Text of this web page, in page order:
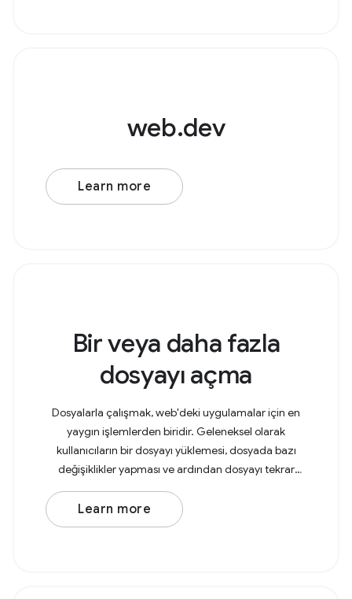
web.dev
Learn more
Bir veya daha fazla
dosyayı açma
Dosyalarla çalışmak, web'deki uygulamalar için en
yaygın işlemlerden biridir. Geleneksel olarak
kullanıcıların bir dosyayı yüklemesi, dosyada bazı
değişiklikler yapması ve ardından dosyayı tekrar
indirmesi gerekiyordu. Bu işlem, İndirilenler
Learn more